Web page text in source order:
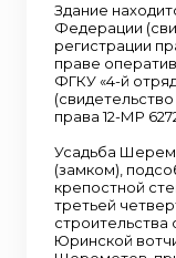
Здание
Федерации
регистрации
праве
ФГКУ «4-й
права 12-МР
Усадьба
(замком),
крепостной
третьей
строительства
Юринской